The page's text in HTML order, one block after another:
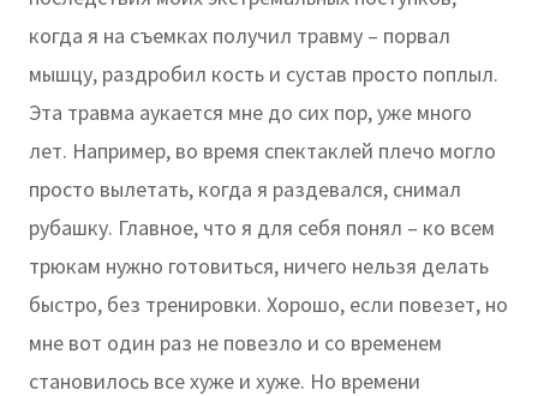
когда я на съемках получил травму – порвал
мышцу, раздробил кость и сустав просто поплыл.
Эта травма аукается мне до сих пор, уже много
лет. Например, во время спектаклей плечо могло
просто вылетать, когда я раздевался, снимал
рубашку. Главное, что я для себя понял – ко всем
трюкам нужно готовиться, ничего нельзя делать
быстро, без тренировки. Хорошо, если повезет, но
мне вот один раз не повезло и со временем
становилось все хуже и хуже. Но времени